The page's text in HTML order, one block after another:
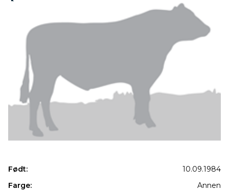
Født:
10.09.1984
Farge:
Annen